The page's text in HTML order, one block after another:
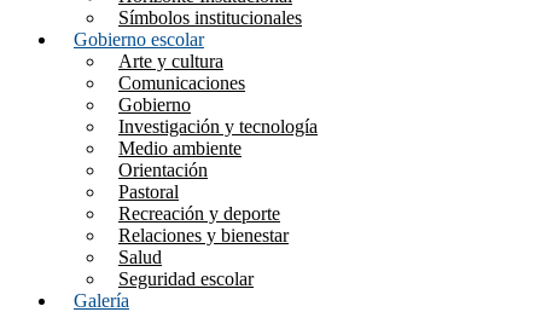
Símbolos institucionales
Gobierno escolar
Arte y cultura
Comunicaciones
Gobierno
Investigación y tecnología
Medio ambiente
Orientación
Pastoral
Recreación y deporte
Relaciones y bienestar
Salud
Seguridad escolar
Galería